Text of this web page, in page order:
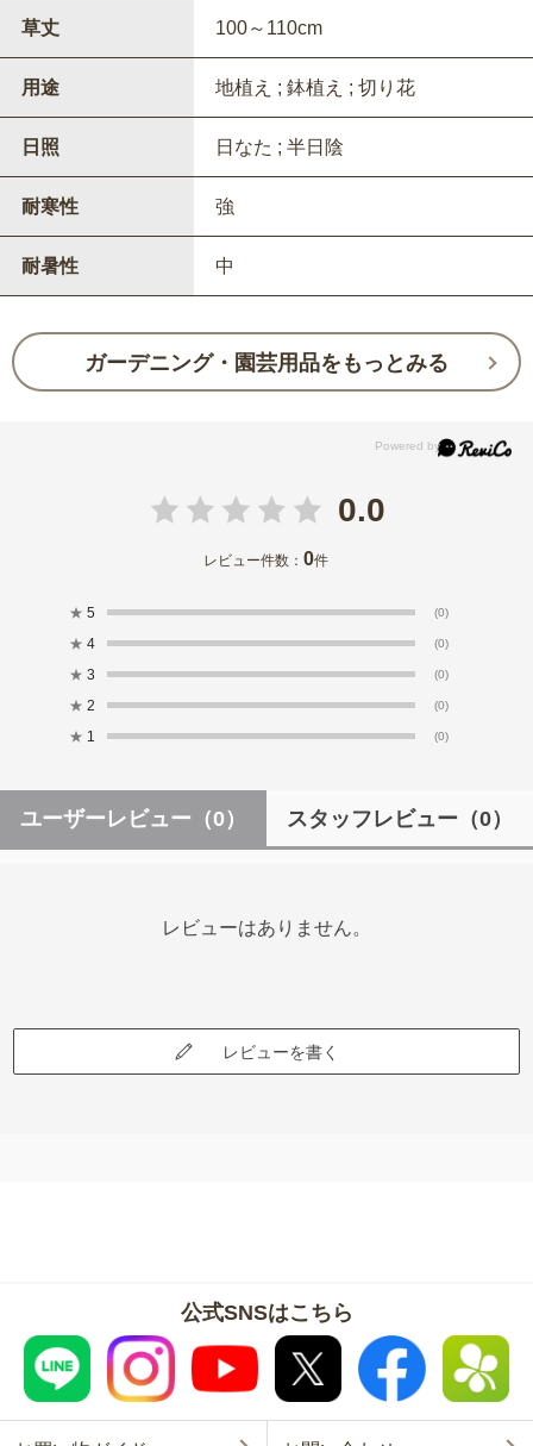
草丈 100～110cm
用途 地植え ; 鉢植え ; 切り花
日照 日なた ; 半日陰
耐寒性 強
耐暑性 中
ガーデニング・園芸用品をもっとみる
0.0
レビュー件数：0件
★ 5 (0)
★ 4 (0)
★ 3 (0)
★ 2 (0)
★ 1 (0)
ユーザーレビュー （0） スタッフレビュー （0）
レビューはありません。
レビューを書く
公式SNSはこちら